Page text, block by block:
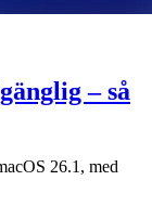
– så
26.1, med